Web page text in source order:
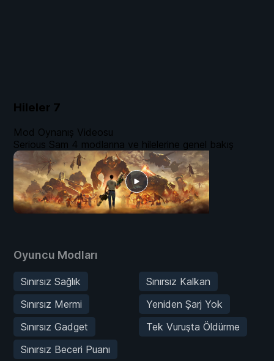
Hileler 7
Oyuncu Modları
Sınırsız Sağlık
Sınırsız Kalkan
Sınırsız Mermi
Yeniden Şarj Yok
Sınırsız Gadget
Tek Vuruşta Öldürme
Sınırsız Beceri Puanı
Mod Oynanış Videosu
Serious Sam 4 modlarına ve hilelerine genel bakış